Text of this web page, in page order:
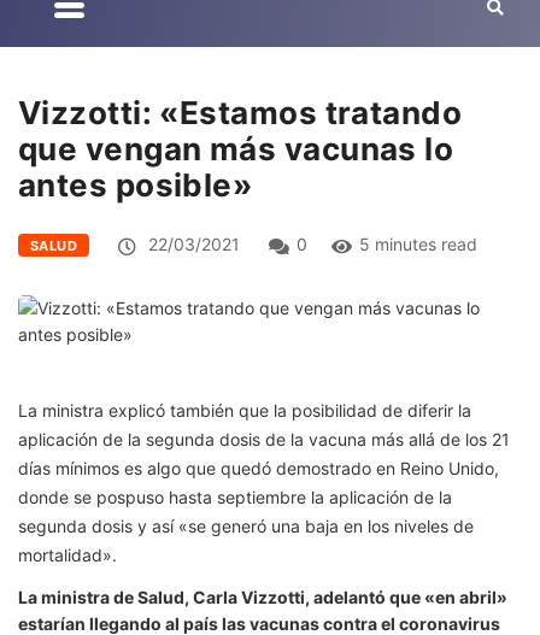
Vizzotti: «Estamos tratando
que vengan más vacunas lo
antes posible»
SALUD 22/03/2021 0 5 minutes read
La ministra explicó también que la posibilidad de diferir la
aplicación de la segunda dosis de la vacuna más allá de los 21
días mínimos es algo que quedó demostrado en Reino Unido,
donde se pospuso hasta septiembre la aplicación de la
segunda dosis y así «se generó una baja en los niveles de
mortalidad».
La ministra de Salud, Carla Vizzotti, adelantó que «en abril»
estarían llegando al país las vacunas contra el coronavirus